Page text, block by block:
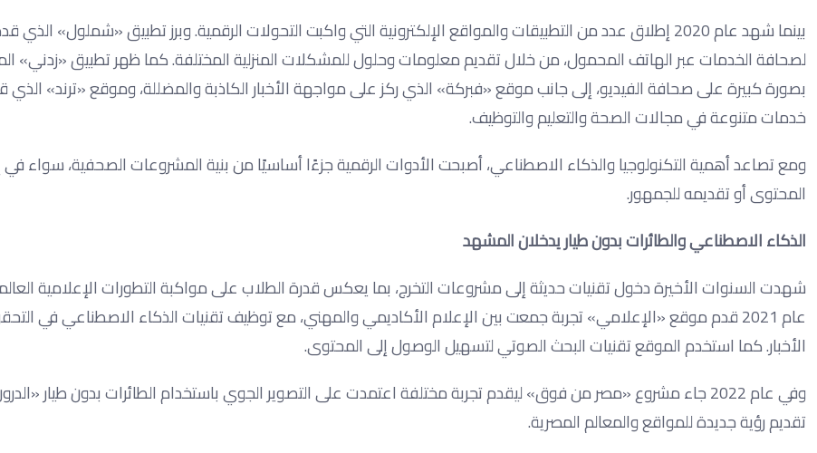
بينما شهد عام 2020 إطلاق عدد من التطبيقات والمواقع الإلكترونية التي واكبت التحولات الرقمية. وبرز تطبيق «شملول» الذي
لصحافة الخدمات عبر الهاتف المحمول، من خلال تقديم معلومات وحلول للمشكلات المنزلية المختلفة. كما ظهر تطبيق «زدني»
بصورة كبيرة على صحافة الفيديو، إلى جانب موقع «فبركة» الذي ركز على مواجهة الأخبار الكاذبة والمضللة، وموقع «ترند» الذي
خدمات متنوعة في مجالات الصحة والتعليم والتوظيف.
ومع تصاعد أهمية التكنولوجيا والذكاء الاصطناعي، أصبحت الأدوات الرقمية جزءًا أساسيًا من بنية المشروعات الصحفية، سواء في
المحتوى أو تقديمه للجمهور.
الذكاء الاصطناعي والطائرات بدون طيار يدخلان المشهد
شهدت السنوات الأخيرة دخول تقنيات حديثة إلى مشروعات التخرج، بما يعكس قدرة الطلاب على مواكبة التطورات الإعلامية
عام 2021 قدم موقع «الإعلامي» تجربة جمعت بين الإعلام الأكاديمي والمهني، مع توظيف تقنيات الذكاء الاصطناعي في
الأخبار. كما استخدم الموقع تقنيات البحث الصوتي لتسهيل الوصول إلى المحتوى.
وفي عام 2022 جاء مشروع «مصر من فوق» ليقدم تجربة مختلفة اعتمدت على التصوير الجوي باستخدام الطائرات بدون طيار
تقديم رؤية جديدة للمواقع والمعالم المصرية.